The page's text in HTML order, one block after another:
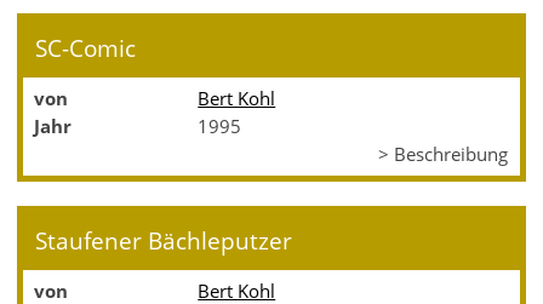
SC-Comic
von
Bert Kohl
Jahr
1995
> Beschreibung
Staufener Bächleputzer
von
Bert Kohl